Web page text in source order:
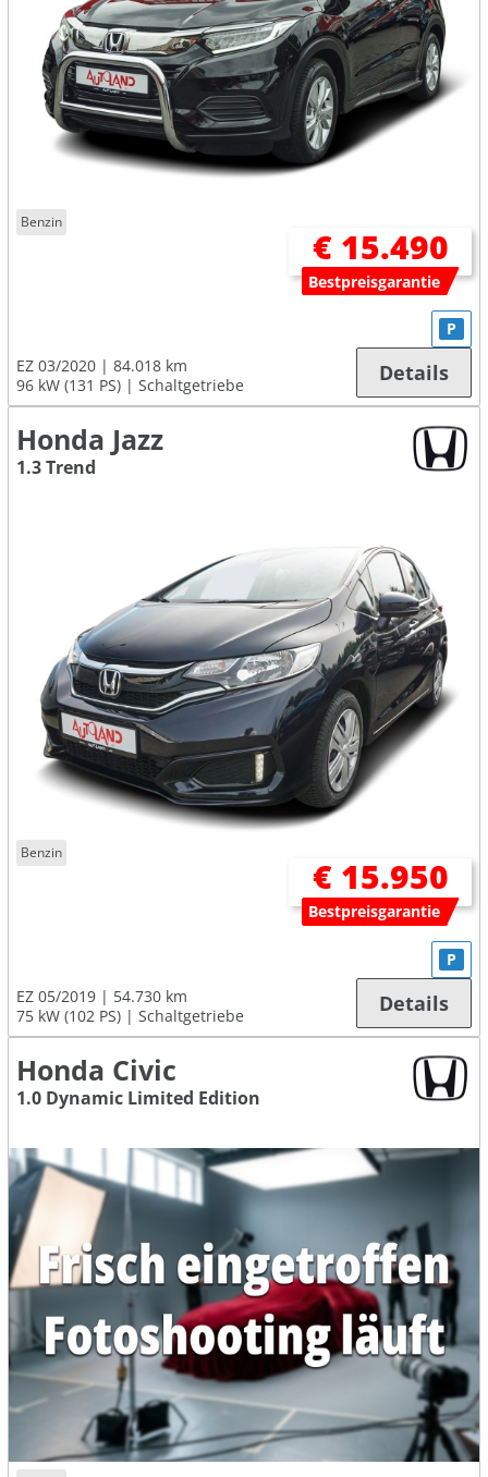
Benzin
€ 15.490
Bestpreisgarantie
EZ 03/2020
84.018 km
96 kW (131 PS)
Schaltgetriebe
P
Details
Honda Jazz
1.3 Trend
Benzin
€ 15.950
Bestpreisgarantie
EZ 05/2019
54.730 km
75 kW (102 PS)
Schaltgetriebe
P
Details
Honda Civic
1.0 Dynamic Limited Edition